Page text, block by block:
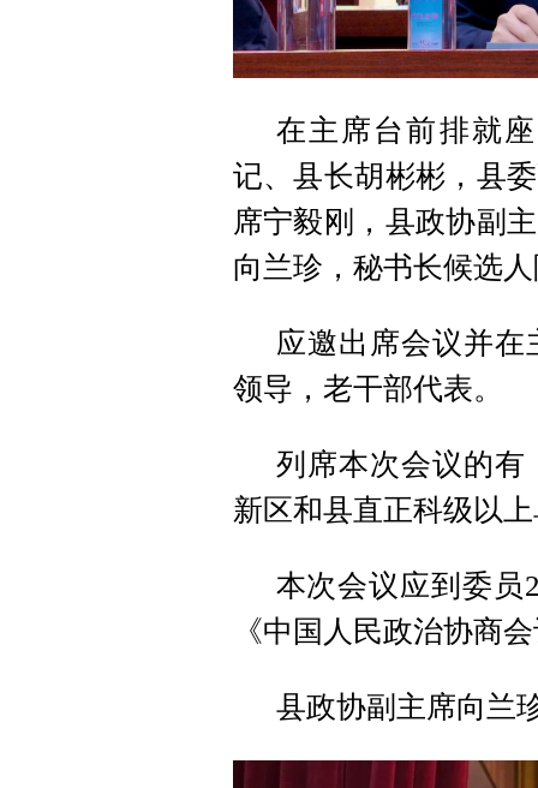
在主席台前排就
记、县长胡彬彬，县
席宁毅刚，县政协副
向兰珍，秘书长候选
应邀出席会议并
领导，老干部代表。
列席本次会议的有
新区和县直正科级以
本次会议应到委员
《中国人民政治协商
县政协副主席向兰